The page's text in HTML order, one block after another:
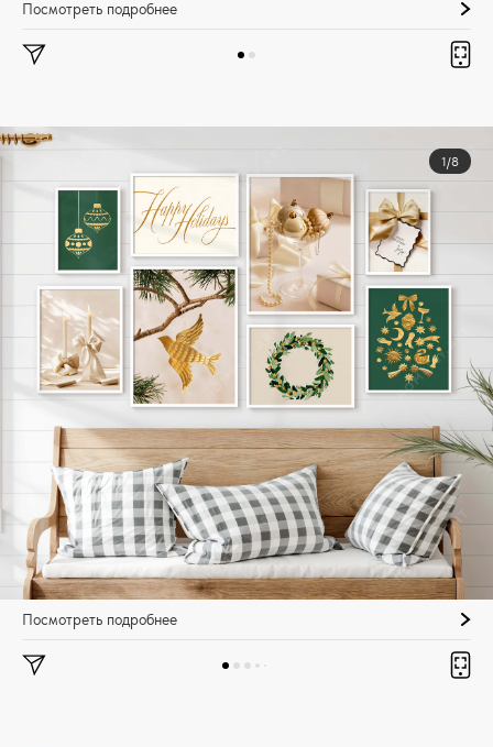
Посмотреть подробнее
1/8
Посмотреть подробнее